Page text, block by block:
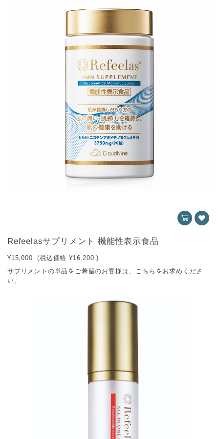
Refeelasサプリメント 機能性表示食品
¥15,000 (税込価格 ¥16,200 )
サプリメントの単品をご希望のお客様は、こちらをお求めくださ
い。